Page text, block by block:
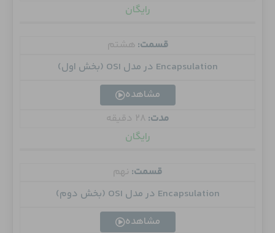
رایگان
قسمت: هشتم
Encapsulation در مدل OSI (بخش اول)
مشاهده
مدت: 28 دقیقه
رایگان
قسمت: نهم
Encapsulation در مدل OSI (بخش دوم)
مشاهده